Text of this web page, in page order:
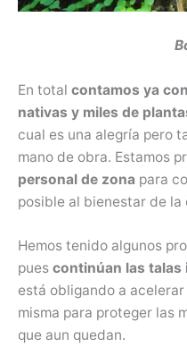
En total contamos ya
nativas y miles de
cual es una alegría pero
mano de obra. Estamos
personal de zona para
posible al bienestar de la
Hemos tenido algunos
pues continúan las talas
está obligando a
misma para proteger las
que aun quedan.